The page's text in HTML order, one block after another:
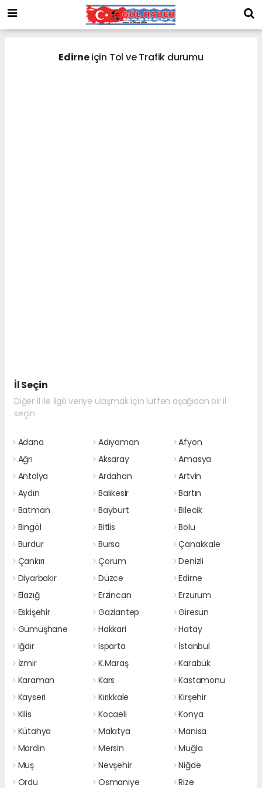
Edirneiçin Tol ve Trafik durumu
İl Seçin
Diğer il ile ilgili veriye ulaşmak için lütfen aşağıdan bir il
seçin
Adana Adıyaman
Afyon
Ağrı
Aksaray
Amasya
Antalya
Ardahan
Artvin
Aydın
Balıkesir
Bartın
Batman
Bayburt
Bilecik
Bingöl
Bitlis
Bolu
Burdur
Bursa
Çanakkale
Çankırı
Çorum
Denizli
Diyarbakır
Düzce
Edirne
Elazığ
Erzincan
Erzurum
Eskişehir
Gaziantep
Giresun
Gümüşhane
Hakkari
Hatay
Iğdır
Isparta
İstanbul
İzmir
K.Maraş
Karabük
Karaman
Kars
Kastamonu
Kayseri
Kırıkkale
Kırşehir
Kilis
Kocaeli
Konya
Kütahya
Malatya
Manisa
Mardin
Mersin
Muğla
Muş
Nevşehir
Niğde
Ordu
Osmaniye Rize